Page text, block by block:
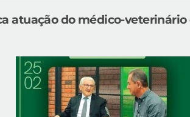
atuação do médico-